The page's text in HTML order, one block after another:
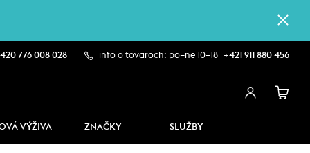
776 008 028 info o tovaroch: po–ne 10–18 +421 911 880 456
VÝŽIVA ZNAČKY SLUŽBY